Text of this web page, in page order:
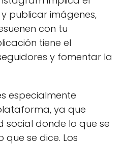
publicar imágenes,
con tu
tiene el
y fomentar la
especialmente
ya que
social donde lo que se
se dice. Los